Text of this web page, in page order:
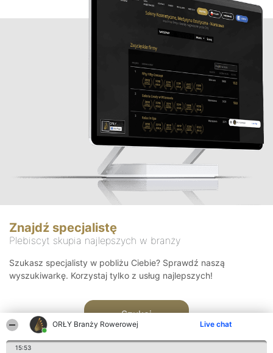
ORŁY Branży Rowerowej Live chat
15:53
Znajdź specjalistę
Plebiscyt skupia najlepszych w branży
Szukasz specjalisty w pobliżu Ciebie? Sprawdź naszą
wyszukiwarkę. Korzystaj tylko z usług najlepszych!
Szukaj